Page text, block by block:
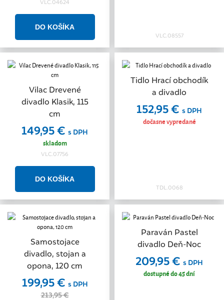
VLC.04624
VLC.08557
Vilac Drevené
divadlo Klasik, 115
cm
149,95 € s DPH
skladom
VLC.07756
Tidlo Hrací obchodík
a divadlo
152,95 € s DPH
dočasne vypredané
TDL.0068
Samostojace
divadlo, stojan a
opona, 120 cm
199,95 € s DPH
213,95 €
Paraván Pastel
divadlo Deň-Noc
209,95 € s DPH
dostupné do 45 dní